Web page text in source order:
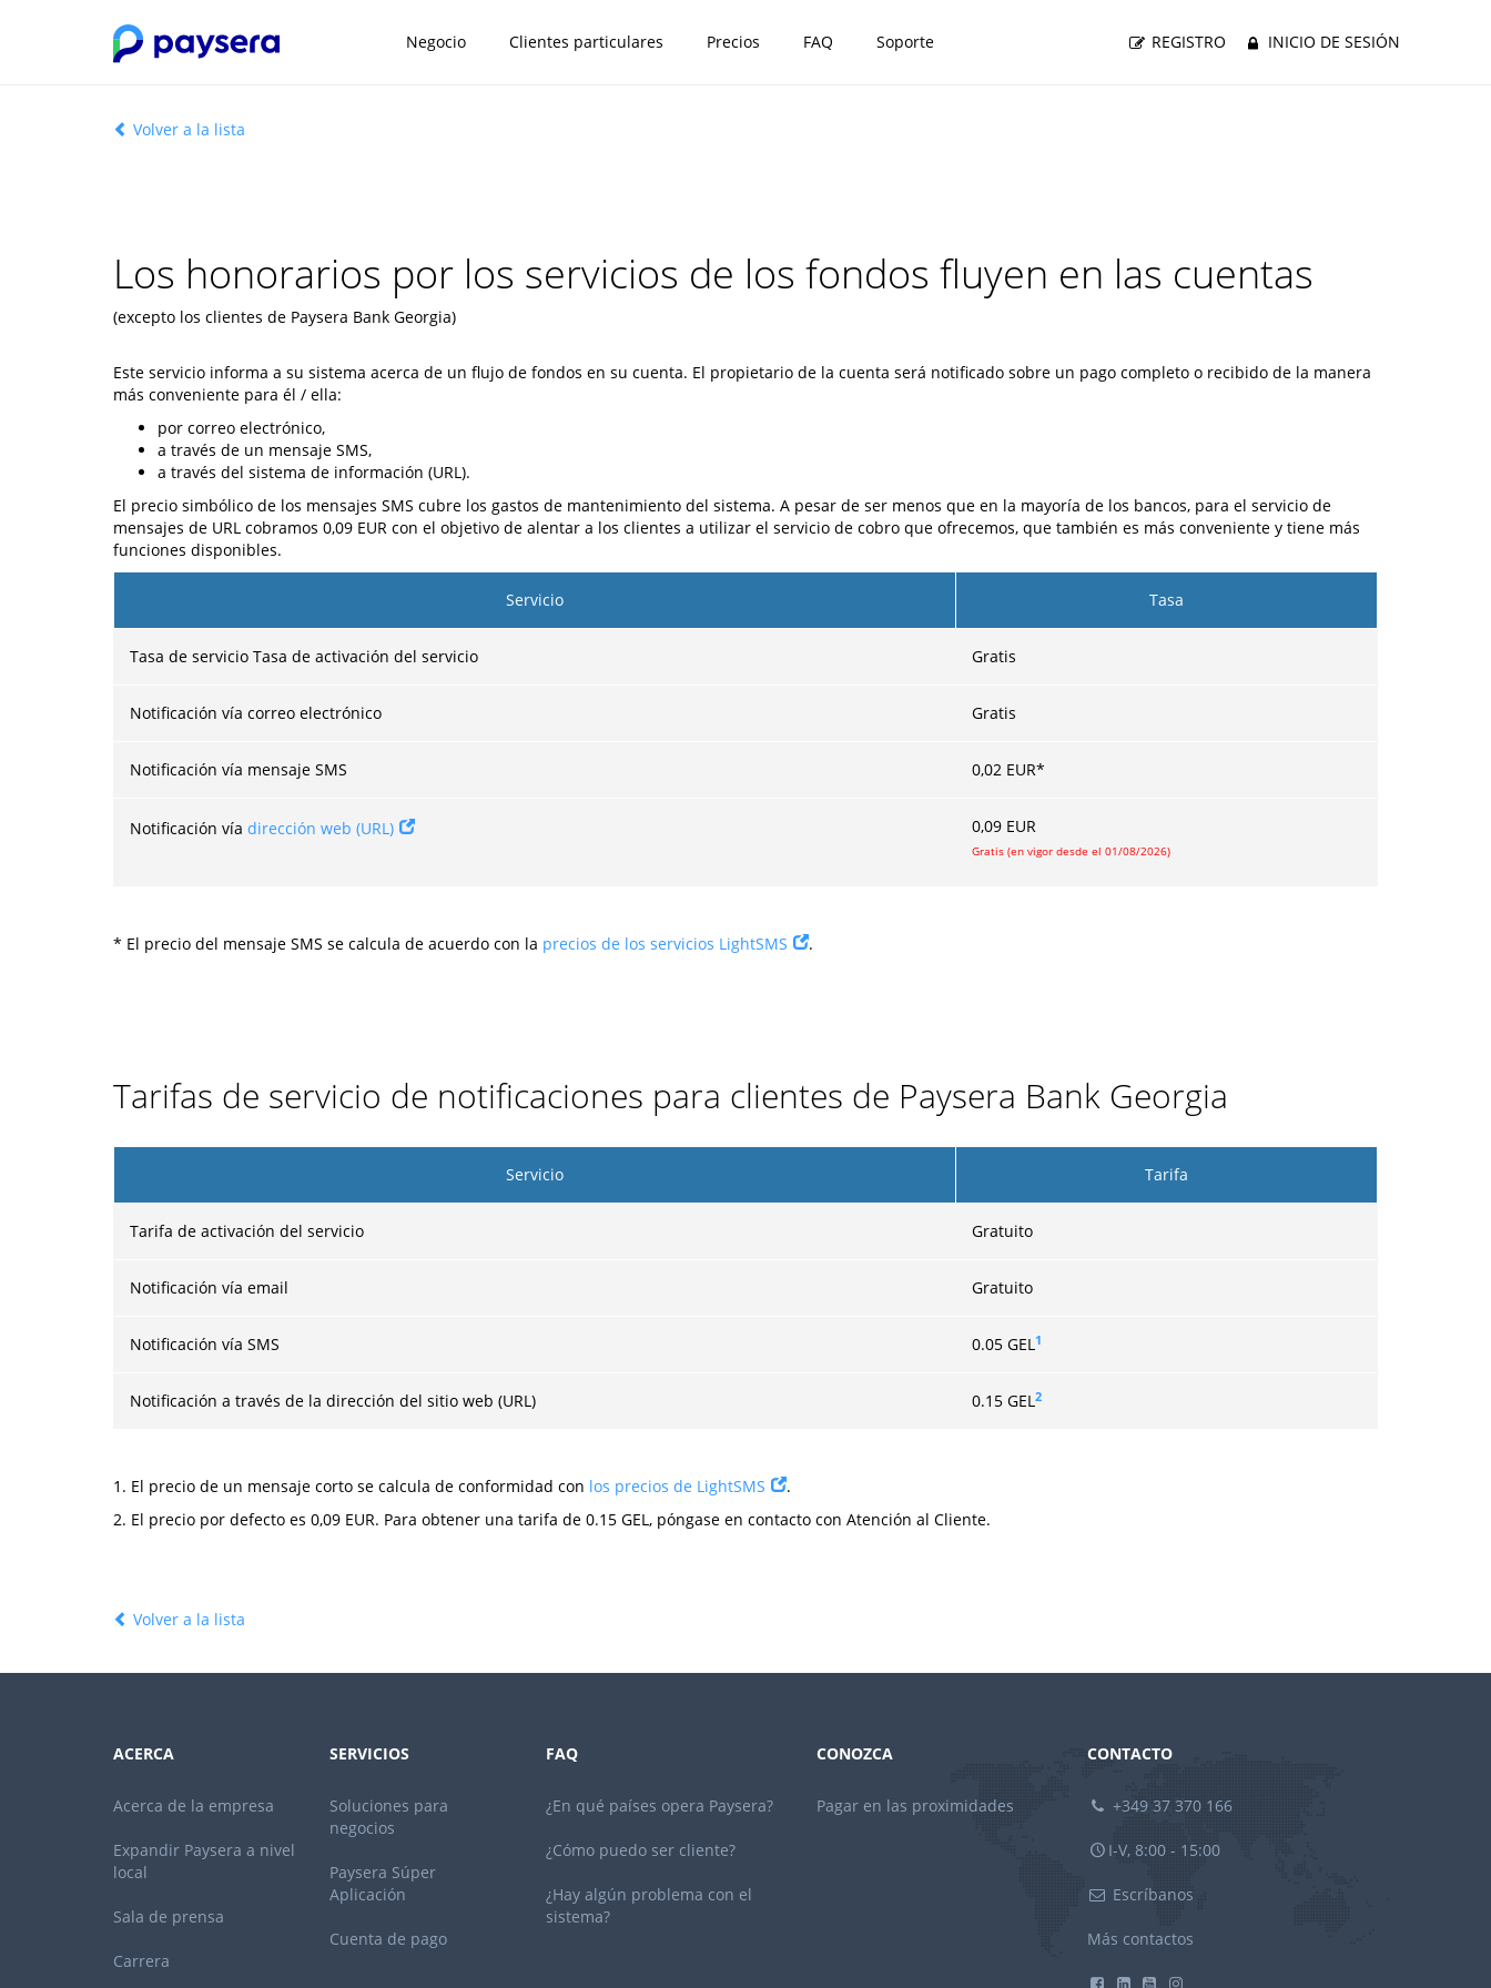
Negocio Clientes particulares Precios FAQ Soporte REGISTRO INICIO DE SESIÓN
Volver a la lista
Los honorarios por los servicios de los fondos fluyen en las cuentas
(excepto los clientes de Paysera Bank Georgia)
Este servicio informa a su sistema acerca de un flujo de fondos en su cuenta. El propietario de la cuenta será notificado sobre un pago completo o recibido de la manera
más conveniente para él / ella:
por correo electrónico,
a través de un mensaje SMS,
a través del sistema de información (URL).
El precio simbólico de los mensajes SMS cubre los gastos de mantenimiento del sistema. A pesar de ser menos que en la mayoría de los bancos, para el servicio de
mensajes de URL cobramos 0,09 EUR con el objetivo de alentar a los clientes a utilizar el servicio de cobro que ofrecemos, que también es más conveniente y tiene más
funciones disponibles.
Servicio Tasa
Tasa de servicio Tasa de activación del servicio Gratis
Notificación vía correo electrónico Gratis
Notificación vía mensaje SMS 0,02 EUR*
Notificación vía dirección web (URL) 0,09 EUR
Gratis (en vigor desde el 01/08/2026)
* El precio del mensaje SMS se calcula de acuerdo con la precios de los servicios LightSMS .
Tarifas de servicio de notificaciones para clientes de Paysera Bank Georgia
Servicio Tarifa
Tarifa de activación del servicio Gratuito
Notificación vía email Gratuito
Notificación vía SMS 0.05 GEL1
Notificación a través de la dirección del sitio web (URL) 0.15 GEL2
1. El precio de un mensaje corto se calcula de conformidad con los precios de LightSMS
.
2. El precio por defecto es 0,09 EUR. Para obtener una tarifa de 0.15 GEL, póngase en contacto con Atención al Cliente.
Volver a la lista
ACERCA
Acerca de la empresa
Expandir Paysera a nivel
local
Sala de prensa
Carrera
SERVICIOS
Soluciones para
negocios
Paysera Súper
Aplicación
Cuenta de pago
FAQ
¿En qué países opera Paysera?
¿Cómo puedo ser cliente?
¿Hay algún problema con el
sistema?
CONOZCA
Pagar en las proximidades
CONTACTO
+349 37 370 166
I-V, 8:00 - 15:00
Escríbanos
Más contactos